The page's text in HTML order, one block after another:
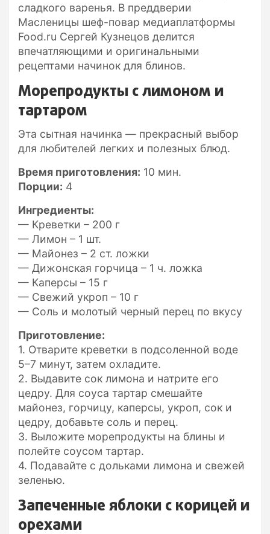
сладкого варенья. В преддверии
Масленицы шеф-повар медиаплатформы
Food.ru Сергей Кузнецов делится
впечатляющими и оригинальными
рецептами начинок для блинов.
Морепродукты с лимоном и
тартаром
Эта сытная начинка — прекрасный выбор
для любителей легких и полезных блюд.
Время приготовления: 10 мин.
Порции: 4
Ингредиенты:
— Креветки – 200 г
— Лимон – 1 шт.
— Майонез – 2 ст. ложки
— Дижонская горчица – 1 ч. ложка
— Каперсы – 15 г
— Свежий укроп – 10 г
— Соль и молотый черный перец по вкусу
Приготовление:
1. Отварите креветки в подсоленной воде
5–7 минут, затем охладите.
2. Выдавите сок лимона и натрите его
цедру. Для соуса тартар смешайте
майонез, горчицу, каперсы, укроп, сок и
цедру, добавьте соль и перец.
3. Выложите морепродукты на блины и
полейте соусом тартар.
4. Подавайте с дольками лимона и свежей
зеленью.
Запеченные яблоки с корицей и
орехами